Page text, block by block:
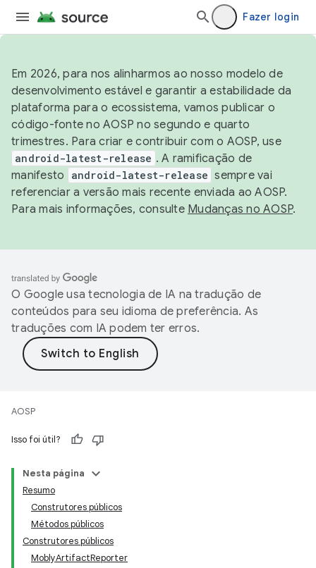
Fazer login
Em 2026, para nos alinharmos ao nosso modelo de
desenvolvimento estável e garantir a estabilidade da
plataforma para o ecossistema, vamos publicar o
código-fonte no AOSP no segundo e quarto
trimestres. Para criar e contribuir com o AOSP, use
android-latest-release . A ramificação de
manifesto
android-latest-release sempre vai
referenciar a versão mais recente enviada ao AOSP.
Para mais informações, consulte Mudanças no AOSP.
O Google usa tecnologia de IA na tradução de
conteúdos para seu idioma de preferência. As
traduções com IA podem ter erros.
AOSP
Isso foi útil?
Nesta página
Resumo
Construtores públicos
Métodos públicos
Construtores públicos
MoblyArtifactReporter